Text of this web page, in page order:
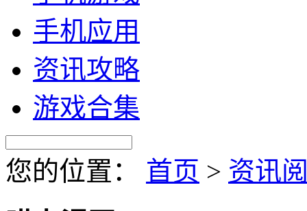
手机应用
资讯攻略
游戏合集
您的位置： 首页 > 资讯